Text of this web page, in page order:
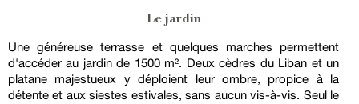
Le jardin
Une généreuse terrasse et quelques marches permettent
d'accéder au jardin de 1500 m². Deux cèdres du Liban et un
platane majestueux y déploient leur ombre, propice à la
détente et aux siestes estivales, sans aucun vis-à-vis. Seul le